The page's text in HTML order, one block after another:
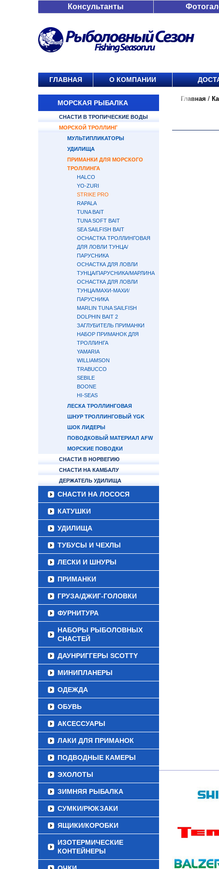
Консультанты
ГЛАВНАЯ О КОМПАНИИ
МОРСКАЯ РЫБАЛКА
СНАСТИ В ТРОПИЧЕСКИЕ ВОДЫ
МОРСКОЙ ТРОЛЛИНГ
МУЛЬТИПЛИКАТОРЫ
УДИЛИЩА
ПРИМАНКИ ДЛЯ МОРСКОГО
ТРОЛЛИНГА
HALCO
YO-ZURI
STRIKE PRO
RAPALA
TUNA BAIT
TUNA SOFT BAIT
SEA SAILFISH BAIT
ОСНАСТКА ТРОЛЛИНГОВАЯ
ДЛЯ ЛОВЛИ ТУНЦА/
ПАРУСНИКА
ОСНАСТКА ДЛЯ ЛОВЛИ
ТУНЦА/ПАРУСНИКА/МАРЛИНА
ОСНАСТКА ДЛЯ ЛОВЛИ
ТУНЦА/МАХИ-МАХИ/
ПАРУСНИКА
MARLIN TUNA SAILFISH
DOLPHIN BAIT 2
ЗАГЛУБИТЕЛЬ ПРИМАНКИ
НАБОР ПРИМАНОК ДЛЯ
ТРОЛЛИНГА
YAMARIA
WILLIAMSON
TRABUCCO
SEBILE
BOONE
HI-SEAS
ЛЕСКА ТРОЛЛИНГОВАЯ
ШНУР ТРОЛЛИНГОВЫЙ YGK
ШОК ЛИДЕРЫ
ПОВОДКОВЫЙ МАТЕРИАЛ AFW
МОРСКИЕ ПОВОДКИ
СНАСТИ В НОРВЕГИЮ
СНАСТИ НА КАМБАЛУ
ДЕРЖАТЕЛЬ УДИЛИЩА
СНАСТИ НА ЛОСОСЯ
КАТУШКИ
УДИЛИЩА
ТУБУСЫ И ЧЕХЛЫ
ЛЕСКИ И ШНУРЫ
ПРИМАНКИ
ГРУЗА/ДЖИГ-ГОЛОВКИ
ФУРНИТУРА
НАБОРЫ РЫБОЛОВНЫХ
СНАСТЕЙ
ДАУНРИГГЕРЫ SCOTTY
МИНИПЛАНЕРЫ
ОДЕЖДА
ОБУВЬ
АКСЕССУАРЫ
ЛАКИ ДЛЯ ПРИМАНОК
ПОДВОДНЫЕ КАМЕРЫ
ЭХОЛОТЫ
ЗИМНЯЯ РЫБАЛКА
СУМКИ/РЮКЗАКИ
ЯЩИКИ/КОРОБКИ
ИЗОТЕРМИЧЕСКИЕ
КОНТЕЙНЕРЫ
Главная /